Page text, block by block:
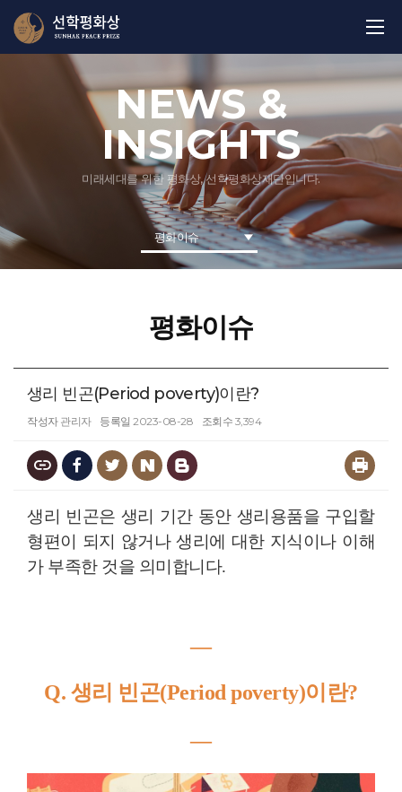
NEWS &
INSIGHTS
미래세대를 위한 평화상, 선학평화상재단입니다.
평화이슈
평화이슈
생리 빈곤(Period poverty)이란?
작성자 관리자 등록일 2023-08-28 조회수 3,394
생리 빈곤은 생리 기간 동안 생리용품을 구입할
형편이 되지 않거나 생리에 대한 지식이나 이해
가 부족한 것을 의미합니다.
―
Q. 생리 빈곤(Period poverty)이란?
―